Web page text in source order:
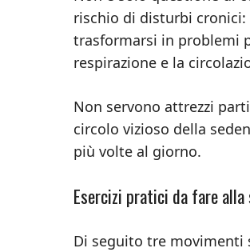
rischio di disturbi
trasformarsi in problemi
respirazione e la
Non servono attrezzi
circolo vizioso della
più volte al giorno.
Esercizi pratici da fare alla
Di seguito tre movimenti